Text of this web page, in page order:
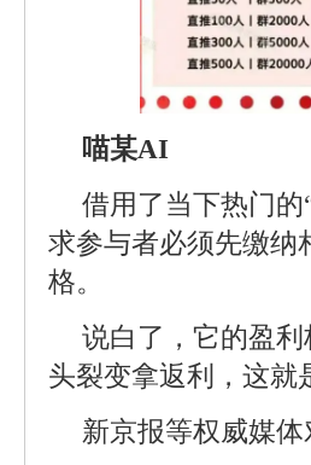
喵某AI
借用了当下热门
求参与者必须先缴纳
格。
说白了，它的盈
头裂变拿返利，这就
新京报等权威媒